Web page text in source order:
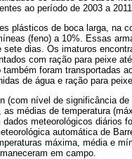
ao período de 2003 a 2011.
plásticos de boca larga, na
(feno) a 10%. Essas
dias. Os imaturos
com ração para peixe
foram transportadas
de água e ração para
(com nível de significância
médias de temperatura
meteorológicos diários
automática de
máxima, média e
em campo.